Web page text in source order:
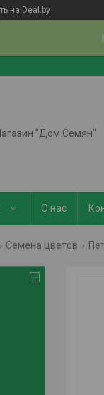
на Deal.by
"Дом Семян"
О нас
Семена цветов